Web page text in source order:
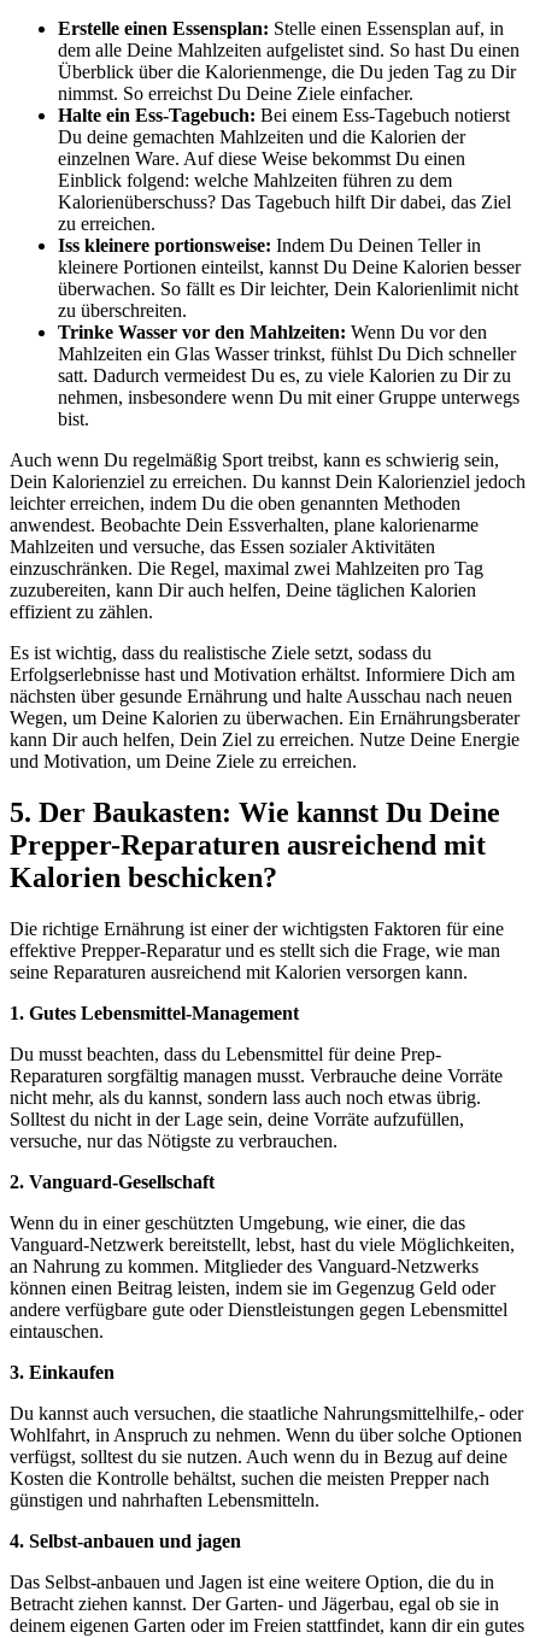
Erstelle einen Essensplan: Stelle einen Essensplan auf, in
dem alle Deine Mahlzeiten aufgelistet sind. So hast Du einen
Überblick über die Kalorienmenge, die Du jeden Tag zu Dir
nimmst. So erreichst Du Deine Ziele einfacher.
Halte ein Ess-Tagebuch: Bei einem Ess-Tagebuch notierst
Du deine gemachten Mahlzeiten und die Kalorien der
einzelnen Ware. Auf diese Weise bekommst Du einen
Einblick folgend: welche Mahlzeiten führen zu dem
Kalorienüberschuss? Das Tagebuch hilft Dir dabei, das Ziel
zu erreichen.
Iss kleinere portionsweise: Indem Du Deinen Teller in
kleinere Portionen einteilst, kannst Du Deine Kalorien besser
überwachen. So fällt es Dir leichter, Dein Kalorienlimit nicht
zu überschreiten.
Trinke Wasser vor den Mahlzeiten: Wenn Du vor den
Mahlzeiten ein Glas Wasser trinkst, fühlst Du Dich schneller
satt. Dadurch vermeidest Du es, zu viele Kalorien zu Dir zu
nehmen, insbesondere wenn Du mit einer Gruppe unterwegs
bist.
Auch wenn Du regelmäßig Sport treibst, kann es schwierig sein,
Dein Kalorienziel zu erreichen. Du kannst Dein Kalorienziel jedoch
leichter erreichen, indem Du die oben genannten Methoden
anwendest. Beobachte Dein Essverhalten, plane kalorienarme
Mahlzeiten und versuche, das Essen sozialer Aktivitäten
einzuschränken. Die Regel, maximal zwei Mahlzeiten pro Tag
zuzubereiten, kann Dir auch helfen, Deine täglichen Kalorien
effizient zu zählen.
Es ist wichtig, dass du realistische Ziele setzt, sodass du
Erfolgserlebnisse hast und Motivation erhältst. Informiere Dich am
nächsten über gesunde Ernährung und halte Ausschau nach neuen
Wegen, um Deine Kalorien zu überwachen. Ein Ernährungsberater
kann Dir auch helfen, Dein Ziel zu erreichen. Nutze Deine Energie
und Motivation, um Deine Ziele zu erreichen.
5. Der Baukasten: Wie kannst Du Deine
Prepper-Reparaturen ausreichend mit
Kalorien beschicken?
Die richtige Ernährung ist einer der wichtigsten Faktoren für eine
effektive Prepper-Reparatur und es stellt sich die Frage, wie man
seine Reparaturen ausreichend mit Kalorien versorgen kann.
1. Gutes Lebensmittel-Management
Du musst beachten, dass du Lebensmittel für deine Prep-
Reparaturen sorgfältig managen musst. Verbrauche deine Vorräte
nicht mehr, als du kannst, sondern lass auch noch etwas übrig.
Solltest du nicht in der Lage sein, deine Vorräte aufzufüllen,
versuche, nur das Nötigste zu verbrauchen.
2. Vanguard-Gesellschaft
Wenn du in einer geschützten Umgebung, wie einer, die das
Vanguard-Netzwerk bereitstellt, lebst, hast du viele Möglichkeiten,
an Nahrung zu kommen. Mitglieder des Vanguard-Netzwerks
können einen Beitrag leisten, indem sie im Gegenzug Geld oder
andere verfügbare gute oder Dienstleistungen gegen Lebensmittel
eintauschen.
3. Einkaufen
Du kannst auch versuchen, die staatliche Nahrungsmittelhilfe,- oder
Wohlfahrt, in Anspruch zu nehmen. Wenn du über solche Optionen
verfügst, solltest du sie nutzen. Auch wenn du in Bezug auf deine
Kosten die Kontrolle behältst, suchen die meisten Prepper nach
günstigen und nahrhaften Lebensmitteln.
4. Selbst-anbauen und jagen
Das Selbst-anbauen und Jagen ist eine weitere Option, die du in
Betracht ziehen kannst. Der Garten- und Jägerbau, egal ob sie in
deinem eigenen Garten oder im Freien stattfindet, kann dir ein gutes